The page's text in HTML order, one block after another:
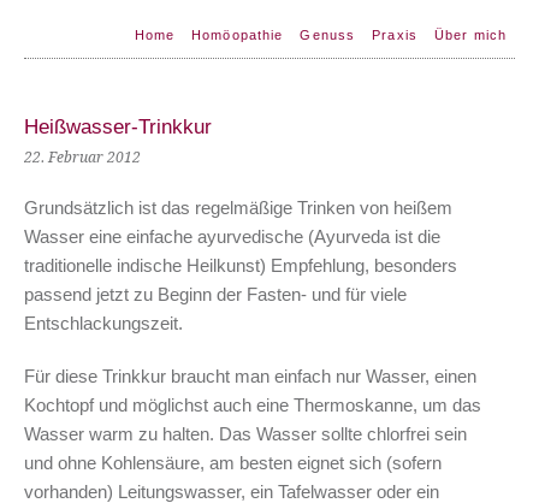
Home Homöopathie Genuss Praxis Über mich
Heißwasser-Trinkkur
22. Februar 2012
Grundsätzlich ist das regelmäßige Trinken von heißem
Wasser eine einfache ayurvedische (Ayurveda ist die
traditionelle indische Heilkunst) Empfehlung, besonders
passend jetzt zu Beginn der Fasten- und für viele
Entschlackungszeit.
Für diese Trinkkur braucht man einfach nur Wasser, einen
Kochtopf und möglichst auch eine Thermoskanne, um das
Wasser warm zu halten. Das Wasser sollte chlorfrei sein
und ohne Kohlensäure, am besten eignet sich (sofern
vorhanden) Leitungswasser, ein Tafelwasser oder ein